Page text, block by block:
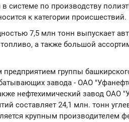
по производству
к категории происшествий.
7,5 млн тонн выпускает
а также большой
группы
завода - ОАО
нефтехимический завод ОАО
составляет 24,1 млн. тонн
крупным производителем